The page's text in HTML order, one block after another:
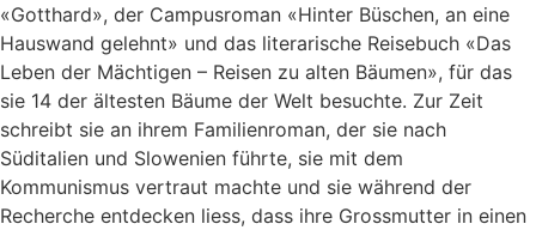
«Gotthard», der Campusroman «Hinter Büschen, an eine
Hauswand gelehnt» und das literarische Reisebuch «Das
Leben der Mächtigen – Reisen zu alten Bäumen», für das
sie 14 der ältesten Bäume der Welt besuchte. Zur Zeit
schreibt sie an ihrem Familienroman, der sie nach
Süditalien und Slowenien führte, sie mit dem
Kommunismus vertraut machte und sie während der
Recherche entdecken liess, dass ihre Grossmutter in einen